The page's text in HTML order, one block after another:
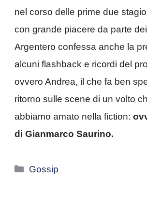
nel corso delle prime due
con grande piacere da parte
Argentero confessa anche la
alcuni flashback e ricordi del
ovvero Andrea, il che fa ben
ritorno sulle scene di un volto
abbiamo amato nella fiction:
di Gianmarco Saurino.
Categorie
Gossip